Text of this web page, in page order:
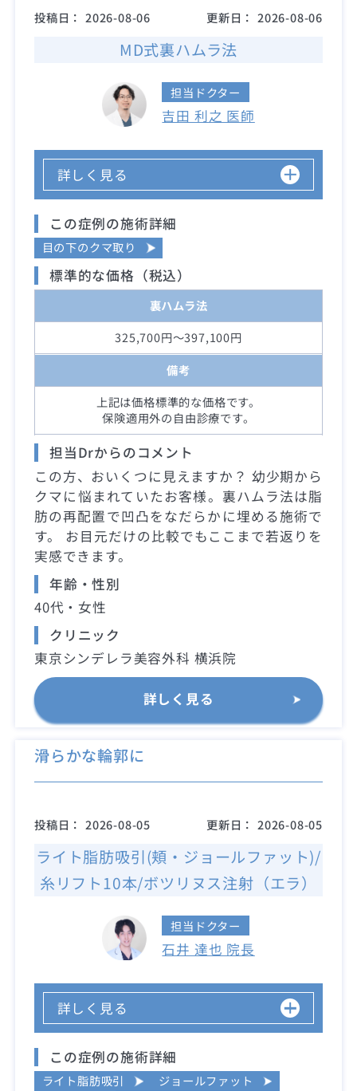
投稿日： 2026-08-06 更新日： 2026-08-06
MD式裏ハムラ法
担当ドクター
吉田 利之 医師
詳しく見る
この症例の施術詳細
目の下のクマ取り
標準的な価格（税込）
裏ハムラ法
325,700円～397,100円
備考
上記は価格標準的な価格です。
保険適用外の自由診療です。
担当Drからのコメント
この方、おいくつに見えますか？ 幼少期から
クマに悩まれていたお客様。裏ハムラ法は脂
肪の再配置で凹凸をなだらかに埋める施術で
す。 お目元だけの比較でもここまで若返りを
実感できます。
年齢・性別
40代・女性
クリニック
東京シンデレラ美容外科 横浜院
詳しく見る
滑らかな輪郭に
投稿日： 2026-08-05 更新日： 2026-08-05
ライト脂肪吸引(頬・ジョールファット)/
糸リフト10本/ボツリヌス注射（エラ）
担当ドクター
石井 達也 院長
詳しく見る
この症例の施術詳細
ライト脂肪吸引
ジョールファット